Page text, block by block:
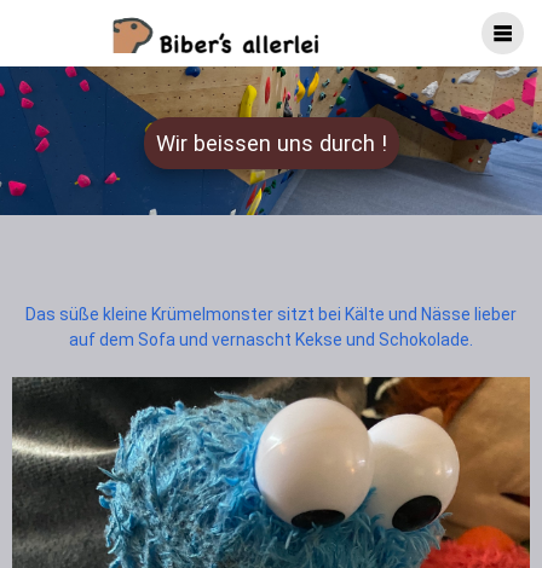
Wir beissen uns durch !
Das süße kleine Krümelmonster sitzt bei Kälte und Nässe lieber
auf dem Sofa und vernascht Kekse und Schokolade.